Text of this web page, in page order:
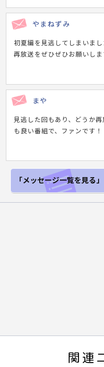
やまねずみ
初夏編を見逃してしまいまし
再放送をぜひぜひお願いしま
まや
見逃した回もあり、どうか
も良い番組で、ファンです！
「メッセージ一覧を見る」
関連